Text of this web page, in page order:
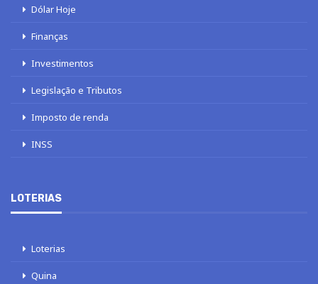
Dólar Hoje
Finanças
Investimentos
Legislação e Tributos
Imposto de renda
INSS
LOTERIAS
Loterias
Quina